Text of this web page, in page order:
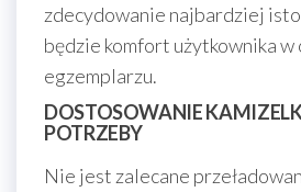
zdecydowanie najbardziej
będzie komfort użytkownika w
egzemplarzu.
DOSTOSOWANIE
POTRZEBY
Nie jest zalecane